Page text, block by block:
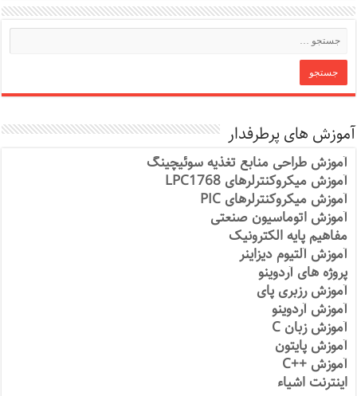
آموزش های پرطرفدار
آموزش طراحی منابع تغذیه سوئیچینگ
آموزش میکروکنترلرهای LPC1768
آموزش میکروکنترلرهای PIC
آموزش اتوماسیون صنعتی
مفاهیم پایه الکترونیک
آموزش آلتیوم دیزاینر
پروژه های آردوینو
آموزش رزبری پای
آموزش آردوینو
آموزش زبان C
آموزش پایتون
آموزش ++C
اینترنت اشیاء